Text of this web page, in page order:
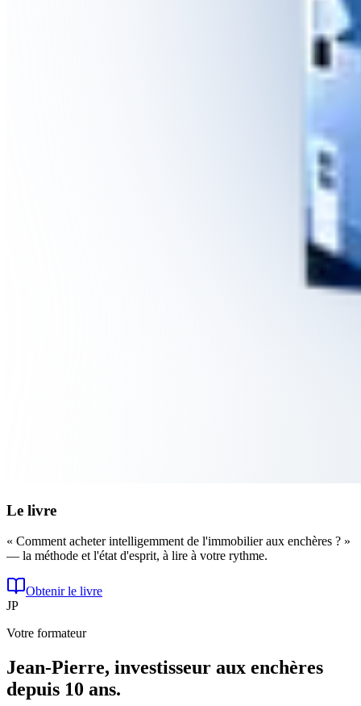
Le livre
« Comment acheter intelligemment de l'immobilier aux enchères ? »
— la méthode et l'état d'esprit, à lire à votre rythme.
Obtenir le livre
JP
Votre formateur
Jean-Pierre, investisseur aux enchères
depuis 10 ans.